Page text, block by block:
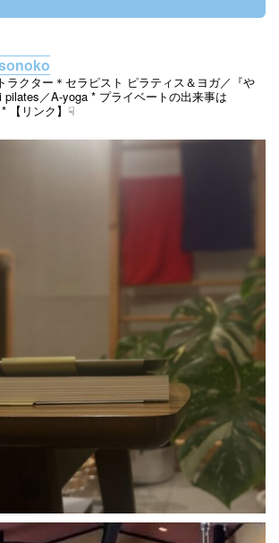
ラクター＊セラピスト ピラティス＆ヨガ／『や
pilates／A-yoga * プライベートの出来事は
* 【リンク】☟